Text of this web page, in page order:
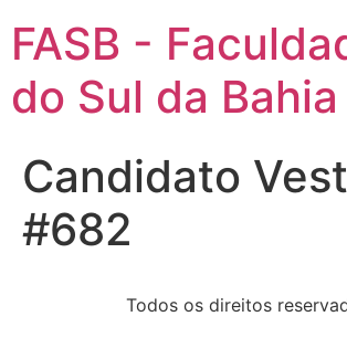
FASB -
do Sul da Bahia
Candidato
#682
Todos os direitos